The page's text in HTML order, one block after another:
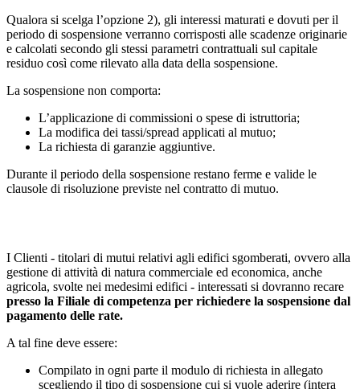
Qualora si scelga l’opzione 2), gli interessi maturati e dovuti per il
periodo di sospensione verranno corrisposti alle scadenze originarie
e calcolati secondo gli stessi parametri contrattuali sul capitale
residuo così come rilevato alla data della sospensione.
La sospensione non comporta:
L’applicazione di commissioni o spese di istruttoria;
La modifica dei tassi/spread applicati al mutuo;
La richiesta di garanzie aggiuntive.
Durante il periodo della sospensione restano ferme e valide le
clausole di risoluzione previste nel contratto di mutuo.
I Clienti - titolari di mutui relativi agli edifici sgomberati, ovvero alla
gestione di attività di natura commerciale ed economica, anche
agricola, svolte nei medesimi edifici - interessati si dovranno recare
presso la Filiale di competenza per richiedere la sospensione dal
pagamento delle rate.
A tal fine deve essere:
Compilato in ogni parte il modulo di richiesta in allegato
scegliendo il tipo di sospensione cui si vuole aderire (intera